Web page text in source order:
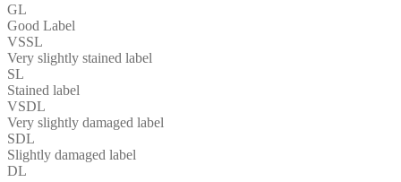
GL
Good Label
VSSL
Very slightly stained label
SL
Stained label
VSDL
Very slightly damaged label
SDL
Slightly damaged label
DL